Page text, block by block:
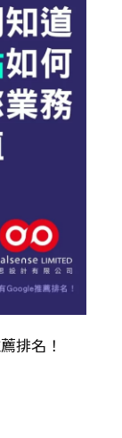
排名！